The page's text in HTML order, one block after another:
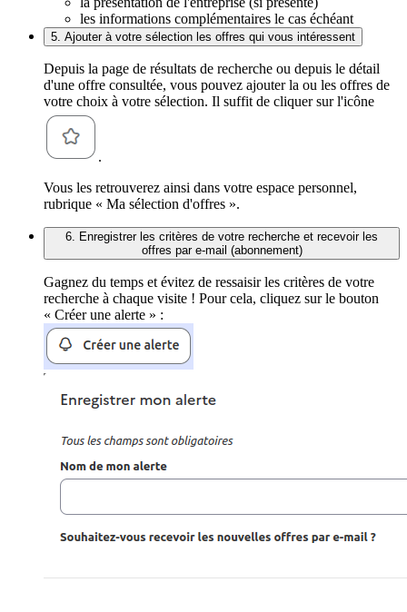
les informations complémentaires le cas échéant
5. Ajouter à votre sélection les offres qui vous intéressent
Depuis la page de résultats de recherche ou depuis le détail
d'une offre consultée, vous pouvez ajouter la ou les offres de
votre choix à votre sélection. Il suffit de cliquer sur l'icône
.
Vous les retrouverez ainsi dans votre espace personnel,
rubrique « Ma sélection d'offres ».
6. Enregistrer les critères de votre recherche et recevoir les
offres par e-mail (abonnement)
Gagnez du temps et évitez de ressaisir les critères de votre
recherche à chaque visite ! Pour cela, cliquez sur le bouton
« Créer une alerte » :